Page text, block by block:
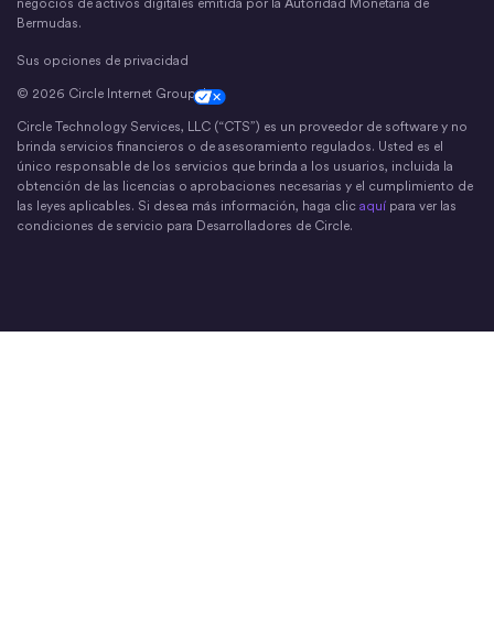
negocios de activos digitales emitida por la Autoridad Monetaria de
Bermudas.
Sus opciones de privacidad
Cookie Settings
© 2026 Circle Internet Group, Inc
Circle Technology Services, LLC (“CTS”) es un proveedor de software y no
brinda servicios financieros o de asesoramiento regulados. Usted es el
único responsable de los servicios que brinda a los usuarios, incluida la
obtención de las licencias o aprobaciones necesarias y el cumplimiento de
las leyes aplicables. Si desea más información, haga clic aquí para ver las
condiciones de servicio para Desarrolladores de Circle.